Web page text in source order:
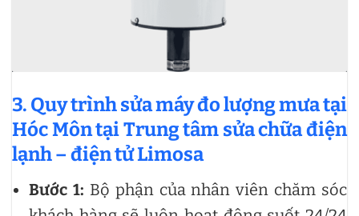
3. Quy trình sửa máy đo lượng mưa tại
Hóc Môn tại Trung tâm sửa chữa điện
lạnh – điện tử Limosa
Bước 1: Bộ phận của nhân viên chăm sóc